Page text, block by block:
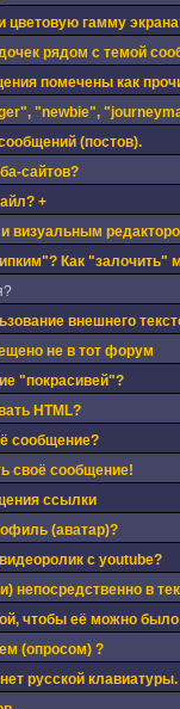
цветовую гамму
рядом с темой
помечены как
"newbie",
(постов).
сайтов?
+
визуальным
Как "залочить"
внешнего
не в тот форум
"покрасивей"?
HTML?
сообщение?
своё сообщение!
ссылки
(аватар)?
с youtube?
непосредственно в
чтобы её можно
(опросом) ?
русской